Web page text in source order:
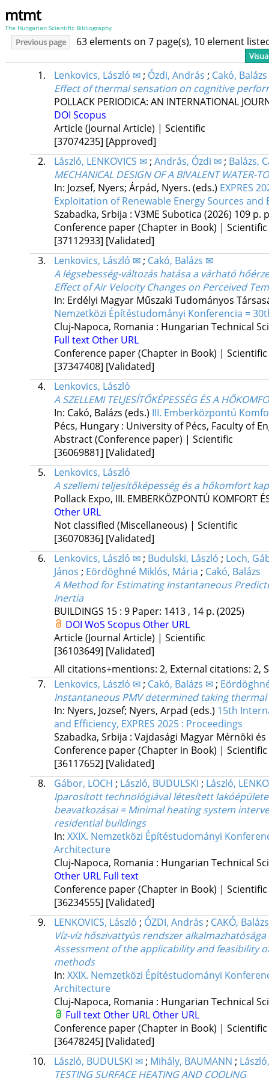
mtmt
The Hungarian Scientific Bibliography
Previous page 63 elements on 7 page(s), 10 element
1. Lenkovics, László ✉; Ózdi, András ; Cakó, Balázs
Effect of thermal sensation on cognitive
POLLACK PERIODICA: AN INTERNATIONAL
DOI Scopus
Article (Journal Article) | Scientific
[37074235] [Approved]
2.
László, LENKOVICS ✉; András, Ózdi ✉; Balázs,
MECHANICAL DESIGN OF A BIVALENT WATER-
In: Jozsef, Nyers; Árpád, Nyers. (eds.) EXPRES
Exploitation of Renewable Energy Sources and
Szabadka, Srbija : V3ME Subotica (2026) 109 p.
Conference paper (Chapter in Book) | Scientific
[37112933] [Validated]
3.
Lenkovics, László ✉; Cakó, Balázs ✉
A légsebesség-változás hatása a várható
Effect of Air Velocity Changes on Perceived
In: Erdélyi Magyar Műszaki Tudományos
Nemzetközi Építéstudományi Konferencia =
Cluj-Napoca, Romania : Hungarian Technical
Full text Other URL
Conference paper (Chapter in Book) | Scientific
[37347408] [Validated]
4.
Lenkovics, László
A SZELLEMI TELJESÍTŐKÉPESSÉG ÉS A
In: Cakó, Balázs (eds.) III. Emberközpontú
Pécs, Hungary : University of Pécs, Faculty of
Abstract (Conference paper) | Scientific
[36069881] [Validated]
5.
Lenkovics, László
A szellemi teljesítőképesség és a hőkomfort
Pollack Expo, III. EMBERKÖZPONTÚ KOMFORT
Other URL
Not classified (Miscellaneous) | Scientific
[36070836] [Validated]
6.
Lenkovics, László ✉; Budulski, László ; Loch,
János ; Eördöghné Miklós, Mária ; Cakó, Balázs
A Method for Estimating Instantaneous
Inertia
BUILDINGS 15: 9 Paper: 1413 , 14 p. (2025)
DOI WoS Scopus Other URL
Article (Journal Article) | Scientific
[36103649] [Validated]
All citations+mentions: 2, External citations: 2,
7.
Lenkovics, László ✉; Cakó, Balázs ✉;
Instantaneous PMV determined taking
In: Nyers, Jozsef; Nyers, Arpad (eds.) 15th
and Efficiency, EXPRES 2025 : Proceedings
Szabadka, Srbija : Vajdasági Magyar Mérnöki és
Conference paper (Chapter in Book) | Scientific
[36117652] [Validated]
8.
Gábor, LOCH ; László, BUDULSKI ; László,
Iparosított technológiával létesített
beavatkozásai = Minimal heating system
residential buildings
In: XXIX. Nemzetközi Építéstudományi
Architecture
Cluj-Napoca, Romania : Hungarian Technical
Other URL Full text
Conference paper (Chapter in Book) | Scientific
[36234555] [Validated]
9.
LENKOVICS, László ; ÓZDI, András ; CAKÓ, Balázs
Víz-víz hőszivattyús rendszer
Assessment of the applicability and feasibility
methods
In: XXIX. Nemzetközi Építéstudományi
Architecture
Cluj-Napoca, Romania : Hungarian Technical
Full text Other URL Other URL
Conference paper (Chapter in Book) | Scientific
[36478245] [Validated]
10.
László, BUDULSKI ✉; Mihály, BAUMANN ;
TESTING SURFACE HEATING AND COOLING